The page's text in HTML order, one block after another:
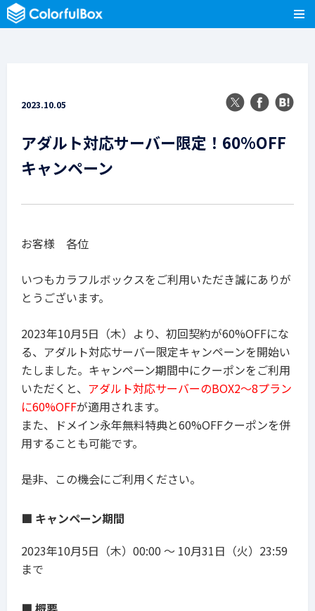
2023.10.05
アダルト対応サーバー限定！60%OFF
キャンペーン
お客様 各位
いつもカラフルボックスをご利用いただき誠にありが
とうございます。
2023年10月5日（木）より、初回契約が60%OFFにな
る、アダルト対応サーバー限定キャンペーンを開始い
たしました。キャンペーン期間中にクーポンをご利用
いただくと、 アダルト対応サーバーのBOX2〜8プラン
に60%OFFが適用されます。
また、ドメイン永年無料特典と60%OFFクーポンを併
用することも可能です。
是非、この機会にご利用ください。
■ キャンペーン期間
2023年10月5日（木）00:00 〜 10月31日（火）23:59
まで